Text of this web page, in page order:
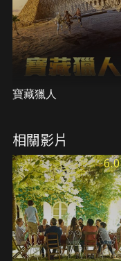
寶藏獵人
相關影片
6.0